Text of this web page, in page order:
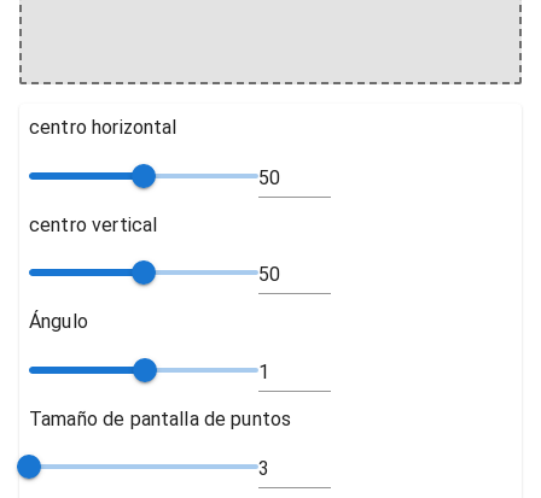
centro horizontal
centro vertical
Ángulo
Tamaño de pantalla de puntos